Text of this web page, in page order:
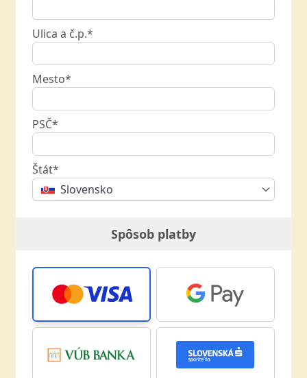
Ulica a č.p.*
Mesto*
PSČ*
Štát*
Slovensko
Spôsob platby